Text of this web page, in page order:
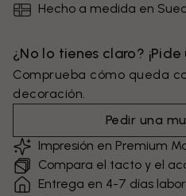
Hecho a medida en
¿No lo tienes claro?
Comprueba cómo queda
decoración.
Pedir una
Impresión en Premium
Compara el tacto y el
Entrega en 4-7 días